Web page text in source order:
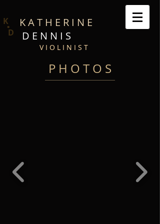
K.
D
K A T H E R I N E
D E N N I S
V I O L I N I S T
P H O T O S